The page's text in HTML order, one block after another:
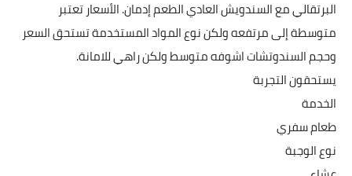
البرتقالي مع السندويش العادي الطعم إدمان. الأسعار تعتبر
متوسطة إلى مرتفعه ولكن نوع المواد المستخدمة تستحق السعر
وحجم السندوتشات اشوفه متوسط ولكن راهي للامانة.
يستحقون التجربة
الخدمة
طعام سفري
نوع الوجبة